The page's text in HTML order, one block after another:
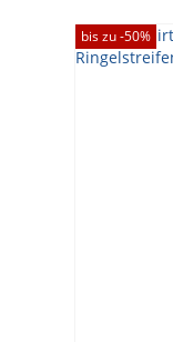
bis zu -50%